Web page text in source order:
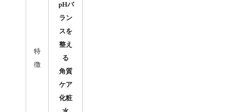
特
徴
pHバ
ラン
スを
整え
る
角質
ケア
化粧